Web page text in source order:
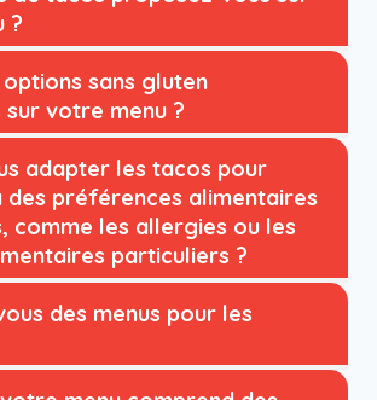
?
sans gluten
sur votre menu ?
adapter les tacos pour
des préférences alimentaires
comme les allergies ou les
particuliers ?
des menus pour les